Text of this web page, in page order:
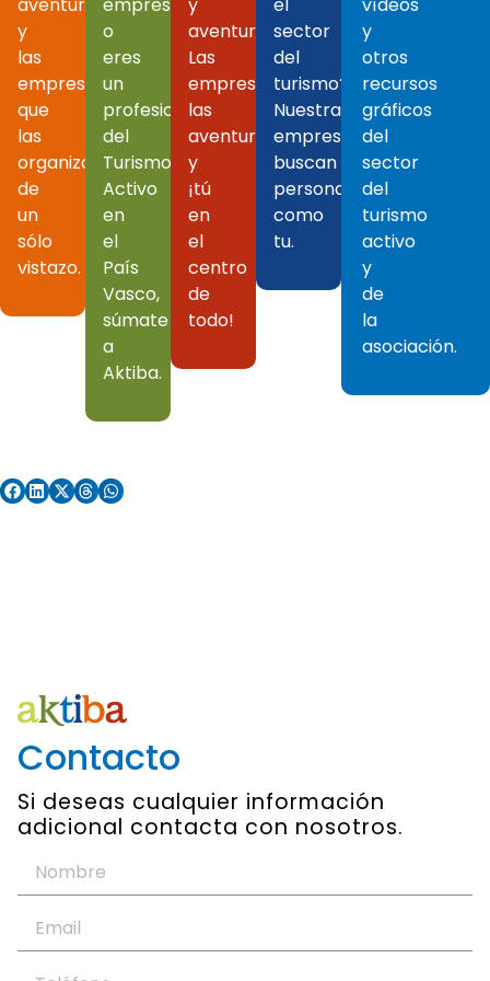
aventuras
y
las
empresas
que
las
organizan
de
un
sólo
vistazo.
empresa
o
eres
un
profesional
del
Turismo
Activo
en
el
País
Vasco,
súmate
a
Aktiba.
y
aventuras.
Las
empresas,
las
aventuras
y
¡tú
en
el
centro
de
todo!
el
sector
del
turismo?
Nuestras
empresas
buscan
personas
como
tu.
vídeos
y
otros
recursos
gráficos
del
sector
del
turismo
activo
y
de
la
asociación.
Contacto
Si deseas cualquier información
adicional contacta con nosotros.